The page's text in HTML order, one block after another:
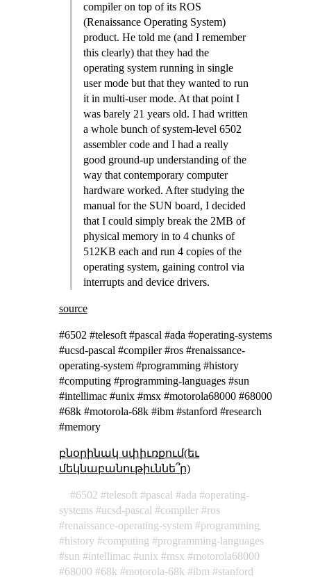
compiler on top of its ROS
(Renaissance Operating System)
product. He told me (and I remember
this clearly) that they had the
operating system running in single
user mode but that they wanted to run
it in multi-user mode. At that point I
was barely 21 years old. I had written
a whole bunch of system-level 6502
assembler code and I had a really
good ground-up understanding of the
way that contemporary computer
hardware worked. After studying the
manual for the SUN board, I decided
that I could simply break the 2MB of
physical memory in to 4 chunks of
512KB each and run 4 copies of the
operating system, gaining control via
interrupts and device drivers.
source
#6502 #telesoft #pascal #ada #operating-systems
#ucsd-pascal #compiler #ros #renaissance-
operating-system #programming #history
#computing #programming-languages #sun
#intellimac #unix #msx #motorola68000 #68000
#68k #motorola-68k #ibm #stanford #research
#memory
բնօրինակ սփիւռքում(եւ
մեկնաբանութիւննե՞ր)
6502 telesoft pascal ada
operating-
systems
ucsd-pascal compiler
ros
renaissance-operating-system
programming
history
computing
programming-languages
sun
intellimac unix msx
motorola68000
68000
68k motorola-68k ibm
stanford